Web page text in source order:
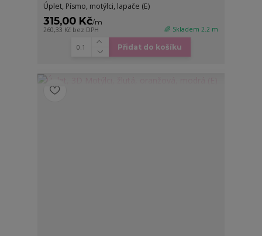
Úplet, Písmo, motýlci, lapače (E)
315,00 Kč/m
260,33 Kč bez DPH 🌈 Skladem 2.2 m
Přidat do košíku